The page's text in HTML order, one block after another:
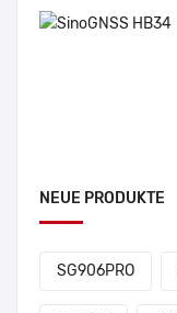
NEUE PRODUKTE
SG906PRO